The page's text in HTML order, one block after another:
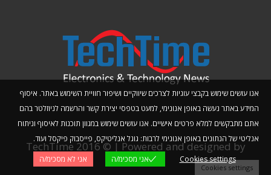
אנו עושים שימוש בקבצי עוגיות לצרכים שיווקיים ושיפור חוויית השימוש באתר. איסוף
המידע באתר נעשה באופן אנונימי, למעט בטפסי יצירת קשר והרשמה לניוזלטר בהם
אתם מתבקשים למלא פרטים אישיים. אנו עושים שימוש במגוון תוכנות לאיסוף וניתוח
אנליטי של הנתונים באופן אנונימי לרבות: גוגל אנליטיקס, פייסבוק פיקסל ועוד.
Cookies settings
אני מסכימ/ה אני לא מסכימ/ה
Cookies settings
TechTime 2016 © | Powered and designed by
Planwize